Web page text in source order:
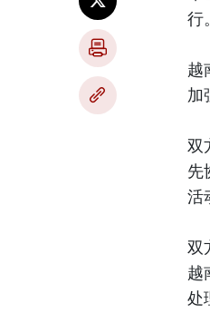
行。
越
加
双
先
活
双
越
处